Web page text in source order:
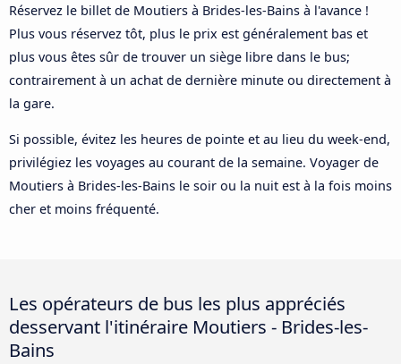
Réservez le billet de Moutiers à Brides-les-Bains à l'avance !
Plus vous réservez tôt, plus le prix est généralement bas et
plus vous êtes sûr de trouver un siège libre dans le bus;
contrairement à un achat de dernière minute ou directement à
la gare.
Si possible, évitez les heures de pointe et au lieu du week-end,
privilégiez les voyages au courant de la semaine. Voyager de
Moutiers à Brides-les-Bains le soir ou la nuit est à la fois moins
cher et moins fréquenté.
Les opérateurs de bus les plus appréciés
desservant l'itinéraire Moutiers - Brides-les-
Bains